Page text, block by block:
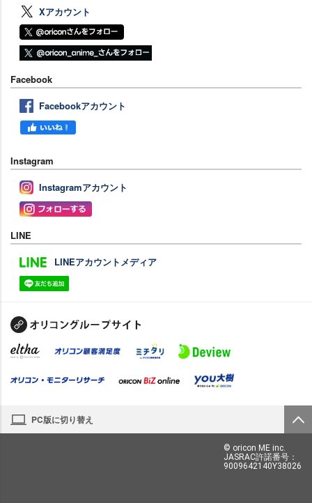
Xアカウント
Facebook
Facebookアカウント
Instagram
Instagramアカウント
LINE
LINEアカウントメディア
PC版に切り替え
© oricon ME inc.
JASRAC許諾番号：
9009642140Y38026